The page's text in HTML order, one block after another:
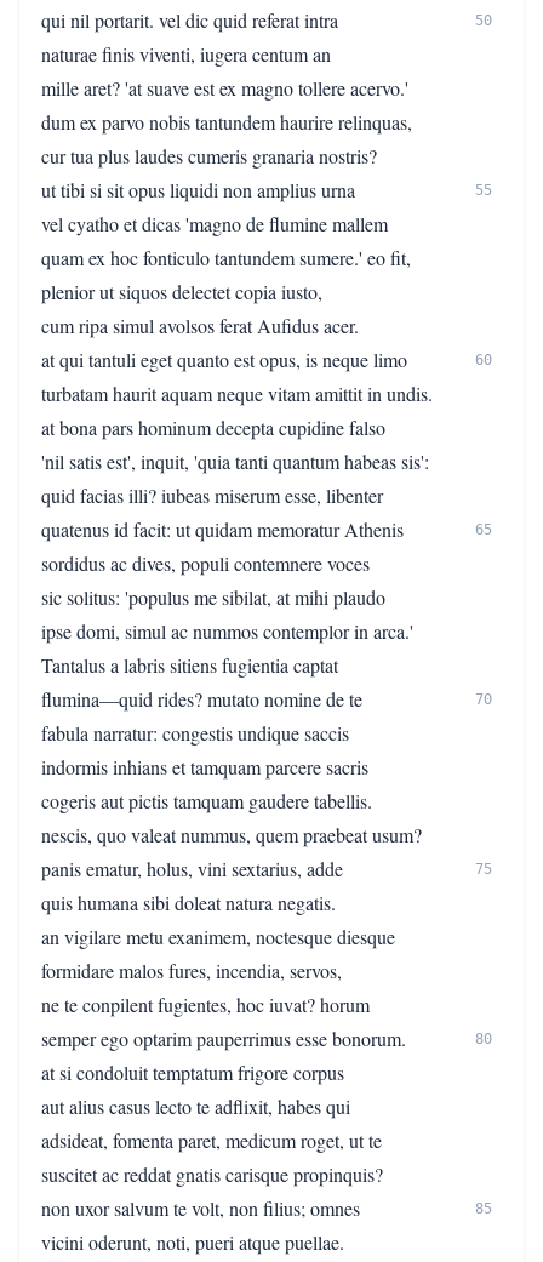
qui nil portarit. vel dic quid referat intra
50
naturae finis viventi, iugera centum an
mille aret? 'at suave est ex magno tollere acervo.'
dum ex parvo nobis tantundem haurire relinquas,
cur tua plus laudes cumeris granaria nostris?
ut tibi si sit opus liquidi non amplius urna
55
vel cyatho et dicas 'magno de flumine mallem
quam ex hoc fonticulo tantundem sumere.' eo fit,
plenior ut siquos delectet copia iusto,
cum ripa simul avolsos ferat Aufidus acer.
at qui tantuli eget quanto est opus, is neque limo
60
turbatam haurit aquam neque vitam amittit in undis.
at bona pars hominum decepta cupidine falso
'nil satis est', inquit, 'quia tanti quantum habeas sis':
quid facias illi? iubeas miserum esse, libenter
quatenus id facit: ut quidam memoratur Athenis
65
sordidus ac dives, populi contemnere voces
sic solitus: 'populus me sibilat, at mihi plaudo
ipse domi, simul ac nummos contemplor in arca.'
Tantalus a labris sitiens fugientia captat
flumina—quid rides? mutato nomine de te
70
fabula narratur: congestis undique saccis
indormis inhians et tamquam parcere sacris
cogeris aut pictis tamquam gaudere tabellis.
nescis, quo valeat nummus, quem praebeat usum?
panis ematur, holus, vini sextarius, adde
75
quis humana sibi doleat natura negatis.
an vigilare metu exanimem, noctesque diesque
formidare malos fures, incendia, servos,
ne te conpilent fugientes, hoc iuvat? horum
semper ego optarim pauperrimus esse bonorum.
80
at si condoluit temptatum frigore corpus
aut alius casus lecto te adflixit, habes qui
adsideat, fomenta paret, medicum roget, ut te
suscitet ac reddat gnatis carisque propinquis?
non uxor salvum te volt, non filius; omnes
85
vicini oderunt, noti, pueri atque puellae.